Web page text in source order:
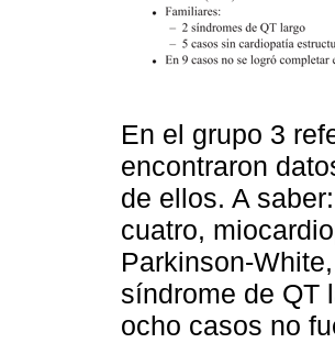
En el grupo 3
encontraron
de ellos. A
cuatro,
Parkinson-
síndrome de QT
ocho casos no